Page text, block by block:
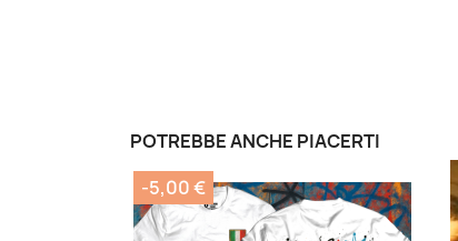
POTREBBE ANCHE PIACERTI
-5,00 €